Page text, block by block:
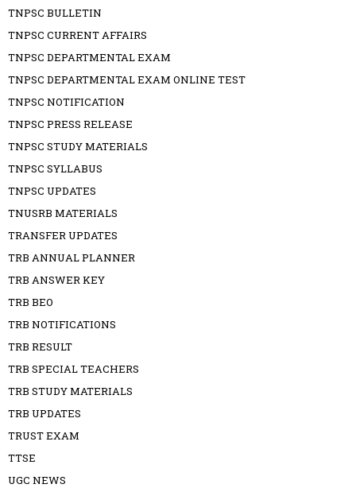
TNPSC BULLETIN
TNPSC CURRENT AFFAIRS
TNPSC DEPARTMENTAL EXAM
TNPSC DEPARTMENTAL EXAM ONLINE TEST
TNPSC NOTIFICATION
TNPSC PRESS RELEASE
TNPSC STUDY MATERIALS
TNPSC SYLLABUS
TNPSC UPDATES
TNUSRB MATERIALS
TRANSFER UPDATES
TRB ANNUAL PLANNER
TRB ANSWER KEY
TRB BEO
TRB NOTIFICATIONS
TRB RESULT
TRB SPECIAL TEACHERS
TRB STUDY MATERIALS
TRB UPDATES
TRUST EXAM
TTSE
UGC NEWS